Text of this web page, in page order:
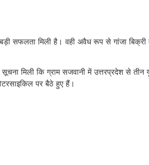
सफलता मिली है। वही अवैध रूप से गांजा
सूचना मिली कि ग्राम सजवानी में उत्तरप्रदेश से
पर बैठे हुए हैं।